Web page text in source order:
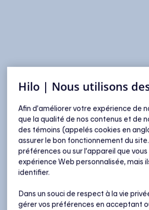
Hilo | Nous utilisons
Afin d’améliorer votre expérience de
que la qualité de nos contenus et de
des témoins (appelés cookies en
assurer le bon fonctionnement du
préférences ou sur l’appareil que
expérience Web personnalisée, mais
identifier.
Dans un souci de respect à la vie
gérer vos préférences en acceptant